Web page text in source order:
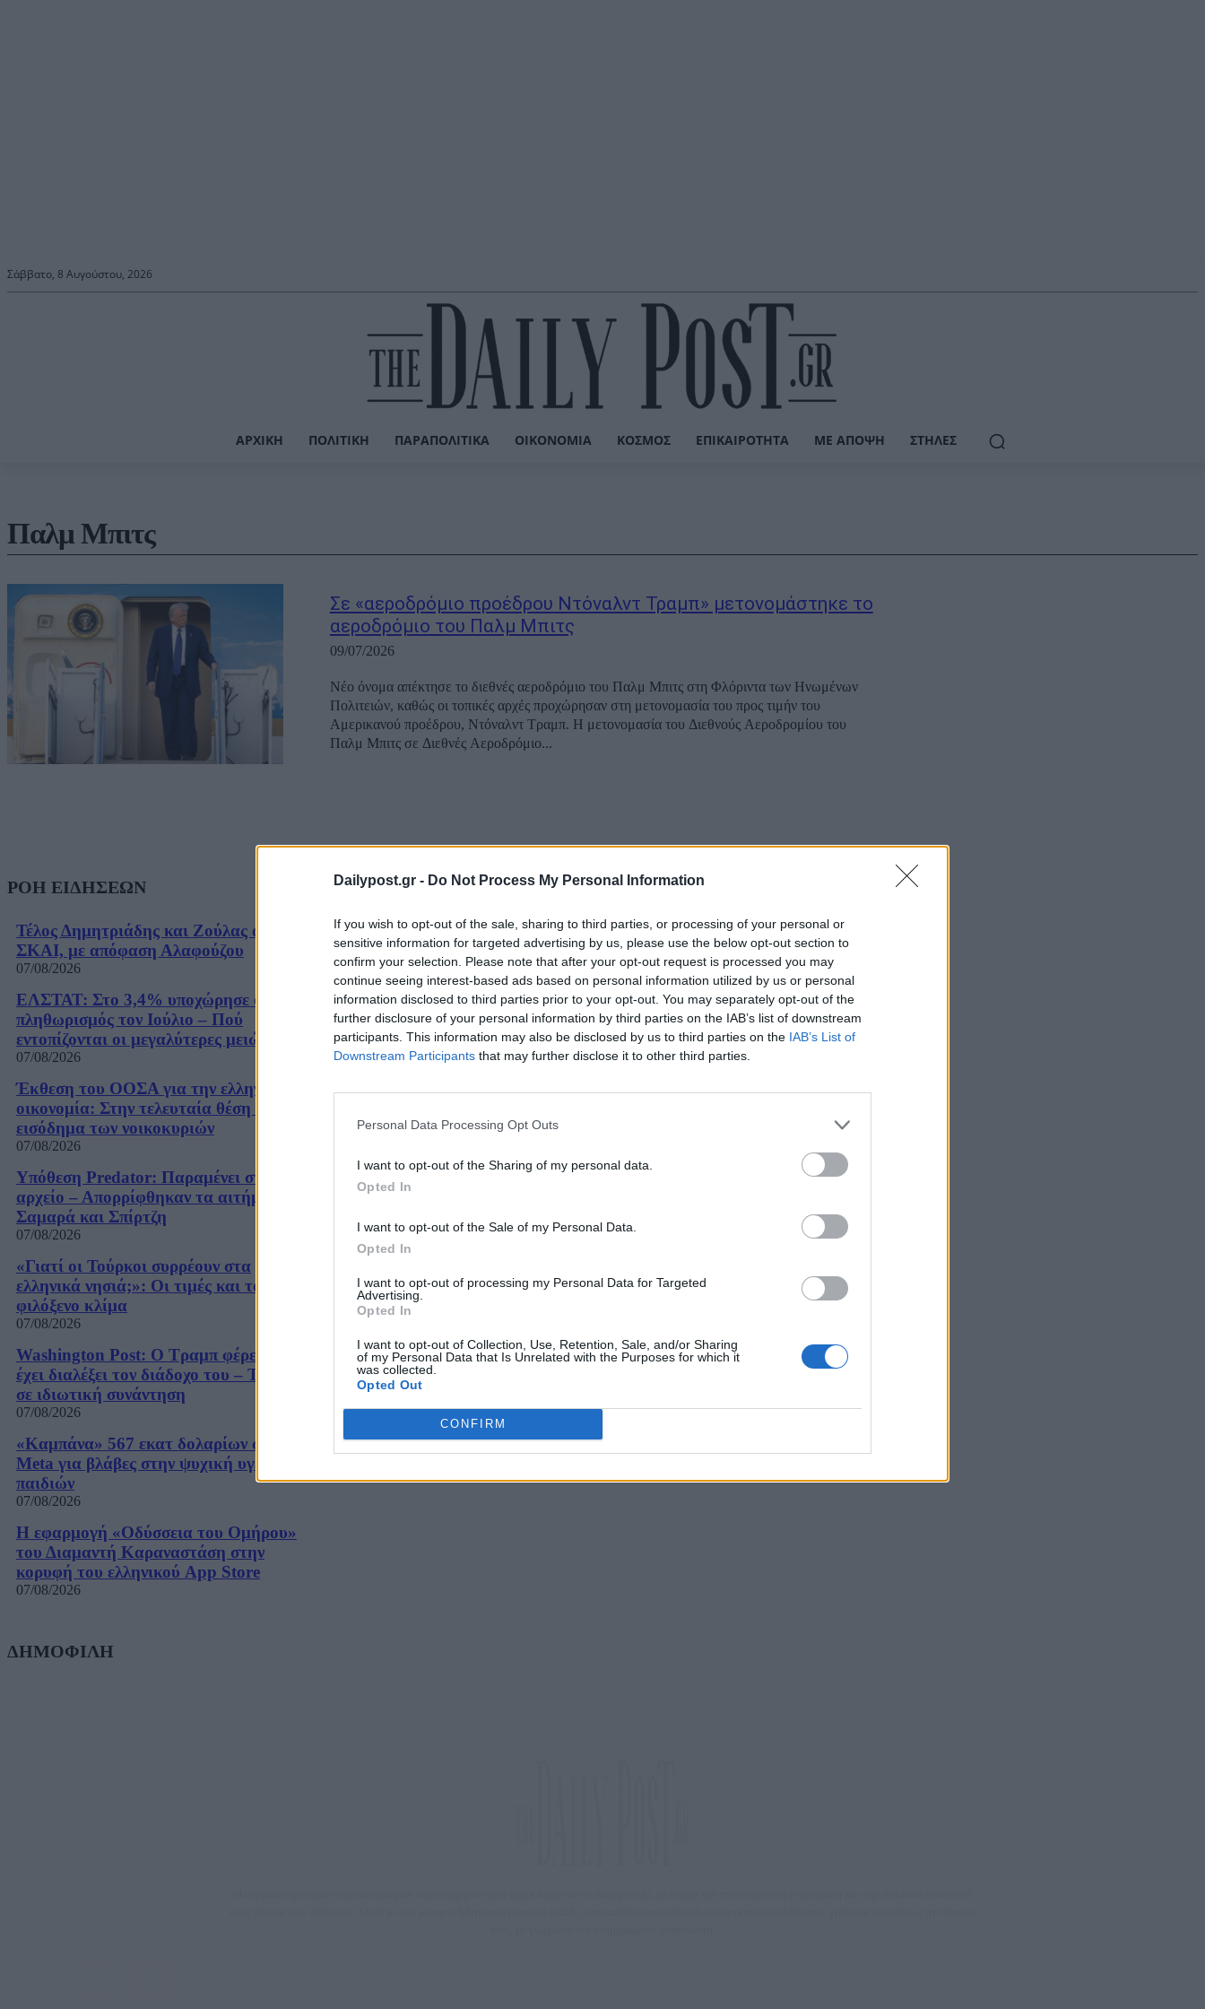
Dailypost.gr - Do Not Process My Personal Information
If you wish to opt-out of the sale, sharing to third parties, or processing of your personal or
sensitive information for targeted advertising by us, please use the below opt-out section to
confirm your selection. Please note that after your opt-out request is processed you may
continue seeing interest-based ads based on personal information utilized by us or personal
information disclosed to third parties prior to your opt-out. You may separately opt-out of the
further disclosure of your personal information by third parties on the IAB’s list of downstream
participants. This information may also be disclosed by us to third parties on the IAB’s List of
Downstream Participants that may further disclose it to other third parties.
Personal Data Processing Opt Outs
I want to opt-out of the Sharing of my personal data.
Opted In
I want to opt-out of the Sale of my Personal Data.
Opted In
I want to opt-out of processing my Personal Data for Targeted
Advertising.
Opted In
I want to opt-out of Collection, Use, Retention, Sale, and/or Sharing
of my Personal Data that Is Unrelated with the Purposes for which it
was collected.
Opted Out
CONFIRM
Σάββατο, 8 Αυγούστου, 2026
ΑΡΧΙΚΉ ΠΟΛΙΤΙΚΉ ΠΑΡΑΠΟΛΙΤΙΚΆ ΟΙΚΟΝΟΜΊΑ ΚΌΣΜΟΣ ΕΠΙΚΑΙΡΌΤΗΤΑ ΜΕ ΆΠΟΨΗ ΣΤΉΛΕΣ
Παλμ Μπιτς
Σε «αεροδρόμιο προέδρου Ντόναλντ Τραμπ» μετονομάστηκε το
αεροδρόμιο του Παλμ Μπιτς
09/07/2026
Νέο όνομα απέκτησε το διεθνές αεροδρόμιο του Παλμ Μπιτς στη Φλόριντα των Ηνωμένων
Πολιτειών, καθώς οι τοπικές αρχές προχώρησαν στη μετονομασία του προς τιμήν του
Αμερικανού προέδρου, Ντόναλντ Τραμπ. Η μετονομασία του Διεθνούς Αεροδρομίου του
Παλμ Μπιτς σε Διεθνές Αεροδρόμιο...
ΡΟΗ ΕΙΔΗΣΕΩΝ
Τέλος Δημητριάδης και Ζούλας από τον
ΣΚΑΙ, με απόφαση Αλαφούζου
07/08/2026
ΕΛΣΤΑΤ: Στο 3,4% υποχώρησε ο
πληθωρισμός τον Ιούλιο – Πού
εντοπίζονται οι μεγαλύτερες μειώσεις
07/08/2026
Έκθεση του ΟΟΣΑ για την ελληνική
οικονομία: Στην τελευταία θέση το
εισόδημα των νοικοκυριών
07/08/2026
Υπόθεση Predator: Παραμένει στο
αρχείο – Απορρίφθηκαν τα αιτήματα
Σαμαρά και Σπίρτζη
07/08/2026
«Γιατί οι Τούρκοι συρρέουν στα
ελληνικά νησιά;»: Οι τιμές και το
φιλόξενο κλίμα
07/08/2026
Washington Post: Ο Τραμπ φέρεται να
έχει διαλέξει τον διάδοχο του – Τι είπε
σε ιδιωτική συνάντηση
07/08/2026
«Καμπάνα» 567 εκατ δολαρίων στη
Meta για βλάβες στην ψυχική υγεία των
παιδιών
07/08/2026
Η εφαρμογή «Οδύσσεια του Ομήρου»
του Διαμαντή Καραναστάση στην
κορυφή του ελληνικού App Store
07/08/2026
ΔΗΜΟΦΙΛΗ